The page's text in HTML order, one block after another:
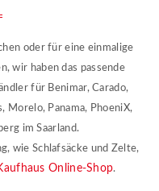
oder für eine einmalige
wir haben das passende
für Benimar, Carado,
Morelo, Panama, PhoeniX,
im Saarland.
wie Schlafsäcke und Zelte,
Online-Shop.